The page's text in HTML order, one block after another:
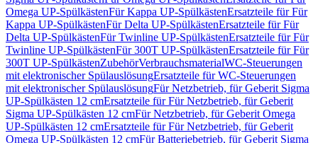
Omega UP-SpülkästenFür Kappa UP-SpülkästenErsatzteile für Für
Kappa UP-SpülkästenFür Delta UP-SpülkästenErsatzteile für Für
Delta UP-SpülkästenFür Twinline UP-SpülkästenErsatzteile für Für
Twinline UP-SpülkästenFür 300T UP-SpülkästenErsatzteile für Für
300T UP-SpülkästenZubehörVerbrauchsmaterialWC-Steuerungen
mit elektronischer SpülauslösungErsatzteile für WC-Steuerungen
mit elektronischer SpülauslösungFür Netzbetrieb, für Geberit Sigma
UP-Spülkästen 12 cmErsatzteile für Für Netzbetrieb, für Geberit
Sigma UP-Spülkästen 12 cmFür Netzbetrieb, für Geberit Omega
UP-Spülkästen 12 cmErsatzteile für Für Netzbetrieb, für Geberit
Omega UP-Spülkästen 12 cmFür Batteriebetrieb, für Geberit Sigma